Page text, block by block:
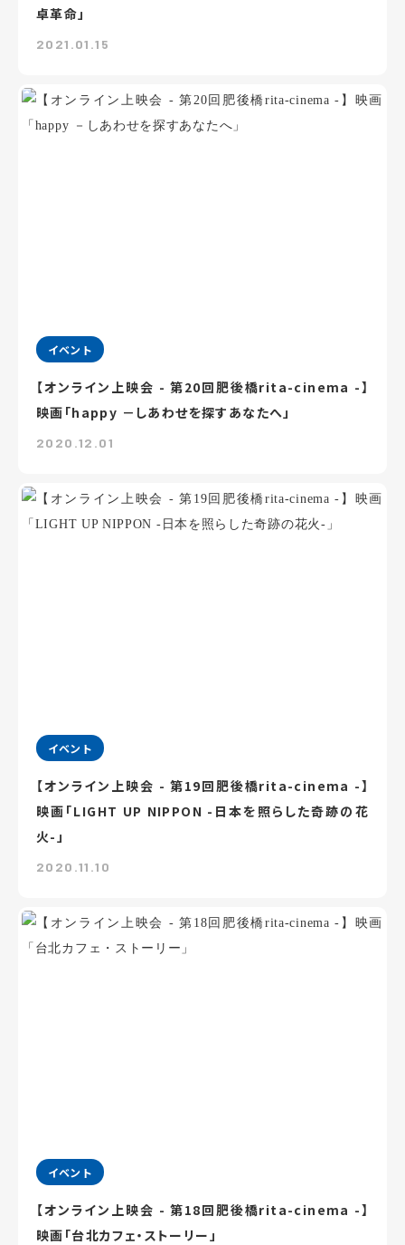
卓革命」
2021.01.15
イベント
【オンライン上映会 - 第20回肥後橋rita-cinema -】
映画「happy －しあわせを探すあなたへ」
2020.12.01
イベント
【オンライン上映会 - 第19回肥後橋rita-cinema -】
映画「LIGHT UP NIPPON -日本を照らした奇跡の花
火-」
2020.11.10
イベント
【オンライン上映会 - 第18回肥後橋rita-cinema -】
映画「台北カフェ・ストーリー」